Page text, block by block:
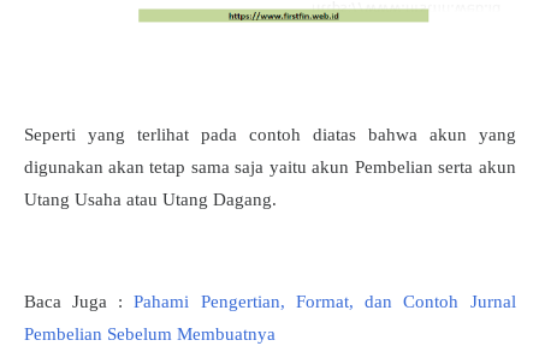
Seperti yang terlihat pada contoh diatas bahwa akun yang
digunakan akan tetap sama saja yaitu akun Pembelian serta akun
Utang Usaha atau Utang Dagang.
Baca Juga :Pahami Pengertian, Format, dan Contoh Jurnal
Pembelian Sebelum Membuatnya